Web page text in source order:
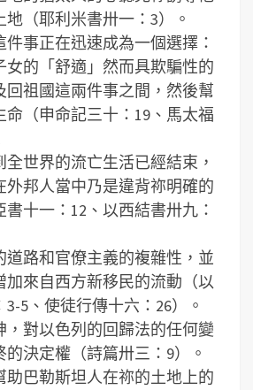
（耶利米書卅一：3）。
事正在迅速成為一個選擇：
女的「舒適」然而具欺騙性的
回祖國這兩件事之間，然後幫
命（申命記三十：19、馬太福
世界的流亡生活已經結束，
外邦人當中乃是違背祢明確的
書十一：12、以西結書卅九：
道路和官僚主義的複雜性，並
加來自西方新移民的流動（以
5、使徒行傳十六：26）。
，對以色列的回歸法的任何變
的決定權（詩篇卅三：9）。
助巴勒斯坦人在祢的土地上的